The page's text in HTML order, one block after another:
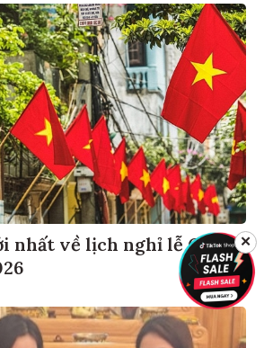
nhất về lịch nghỉ lễ Quốc ✕